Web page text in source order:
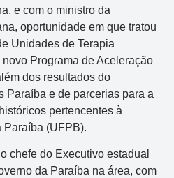
e com o ministro da
oportunidade em que tratou
Unidades de Terapia
novo Programa de Aceleração
dos resultados do
Paraíba e de parcerias para a
pertencentes à
Paraíba (UFPB).
chefe do Executivo estadual
da Paraíba na área, com